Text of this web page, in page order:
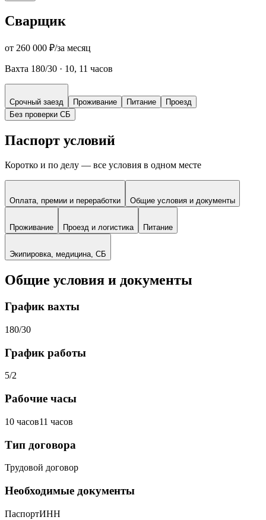
Сварщик
от 260 000 ₽/за месяц
Вахта 180/30 · 10, 11 часов
Срочный заезд Проживание Питание
Проезд
Без проверки СБ
Паспорт условий
Коротко и по делу — все условия в одном месте
Оплата, премии и переработки Общие условия и документы
Проживание Проезд и логистика Питание
Экипировка, медицина, СБ
Общие условия и документы
График вахты
180/30
График работы
5/2
Рабочие часы
10 часов11 часов
Тип договора
Трудовой договор
Необходимые документы
ПаспортИНН